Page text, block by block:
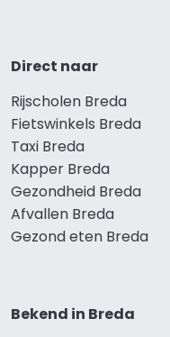
Direct naar
Rijscholen Breda
Fietswinkels Breda
Taxi Breda
Kapper Breda
Gezondheid Breda
Afvallen Breda
Gezond eten Breda
Bekend in Breda